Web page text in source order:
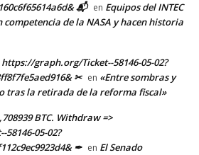
📬 en Equipos del INTEC
competencia de la NASA y hacen historia
https://graph.org/Ticket--58146-05-02?
✂ en «Entre sombras y
tras la retirada de la reforma fiscal»
BTC. Withdraw =>
05-02?
✒ en El Senado